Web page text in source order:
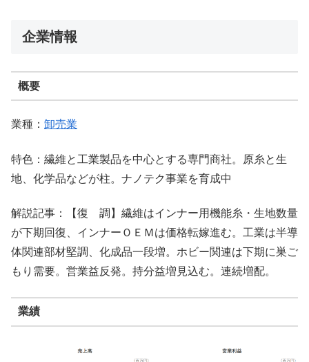
企業情報
概要
業種： 卸売業
特色：繊維と工業製品を中心とする専門商社。原糸と生
地、化学品などが柱。ナノテク事業を育成中
解説記事：【復 調】繊維はインナー用機能糸・生地数量
が下期回復、インナーＯＥＭは価格転嫁進む。工業は半導
体関連部材堅調、化成品一段増。ホビー関連は下期に巣ご
もり需要。営業益反発。持分益増見込む。連続増配。
業績